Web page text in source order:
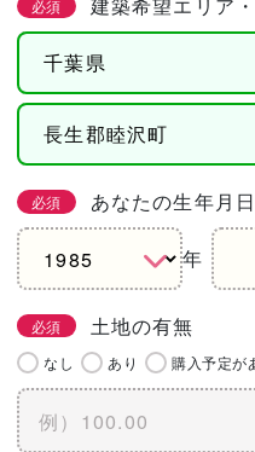
必須
必須 あなたの生年月日
年
必須 土地の有無
なし あり 購入予定が